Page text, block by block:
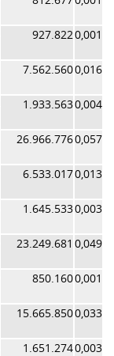
927.822
7.562.560
1.933.563
26.966.776
6.533.017
1.645.533
23.249.681
850.160
15.665.850
1.651.274